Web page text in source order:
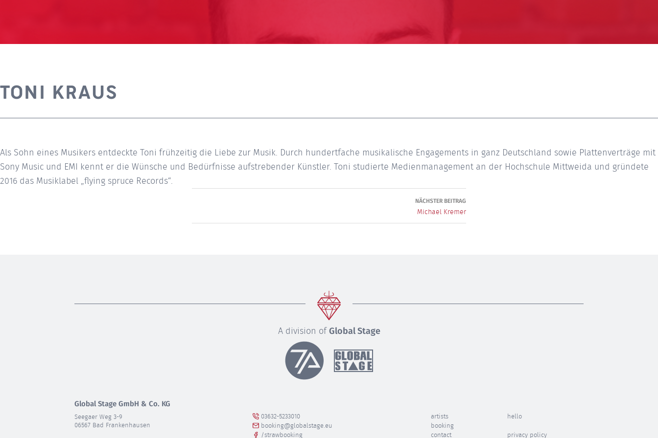
TONI KRAUS
Als Sohn eines Musikers entdeckte Toni frühzeitig die Liebe zur Musik. Durch hundertfache musikalische Engagements in ganz Deutschland sowie Plattenverträge mit
Sony Music und EMI kennt er die Wünsche und Bedürfnisse aufstrebender Künstler. Toni studierte Medienmanagement an der Hochschule Mittweida und gründete
2016 das Musiklabel „flying spruce Records“.
NÄCHSTER BEITRAG
Michael Kremer
A division ofGlobal Stage
Global Stage GmbH & Co. KG
Seegaer Weg 3-9
06567 Bad Frankenhausen
03632-5233010
booking@globalstage.eu
/strawbooking
artists
booking
contact
hello
privacy policy